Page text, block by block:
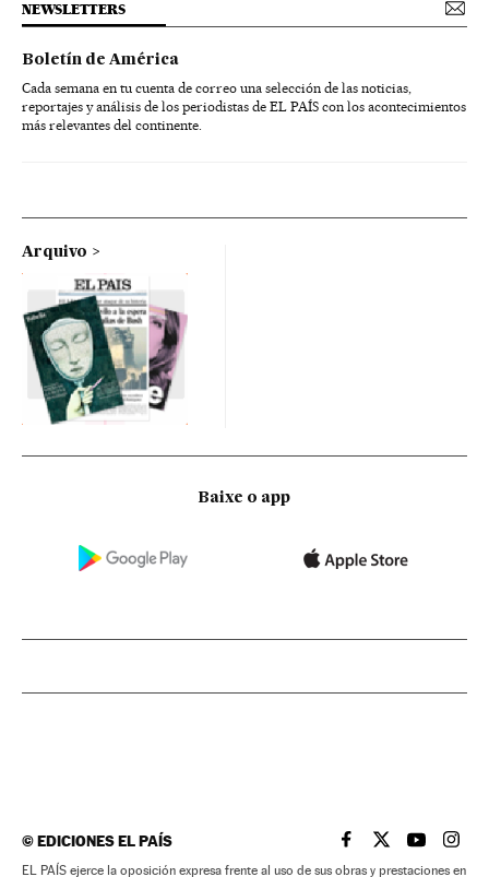
NEWSLETTERS
Boletín de América
Cada semana en tu cuenta de correo una selección de las noticias,
reportajes y análisis de los periodistas de EL PAÍS con los acontecimientos
más relevantes del continente.
Arquivo
Baixe o app
©EDICIONES EL PAÍS EL PAÍS BRASIL EN
EL PAÍSEL PAÍS
EL
EL PAÍS ejerce la oposición expresa frente al uso de sus obras y prestaciones en